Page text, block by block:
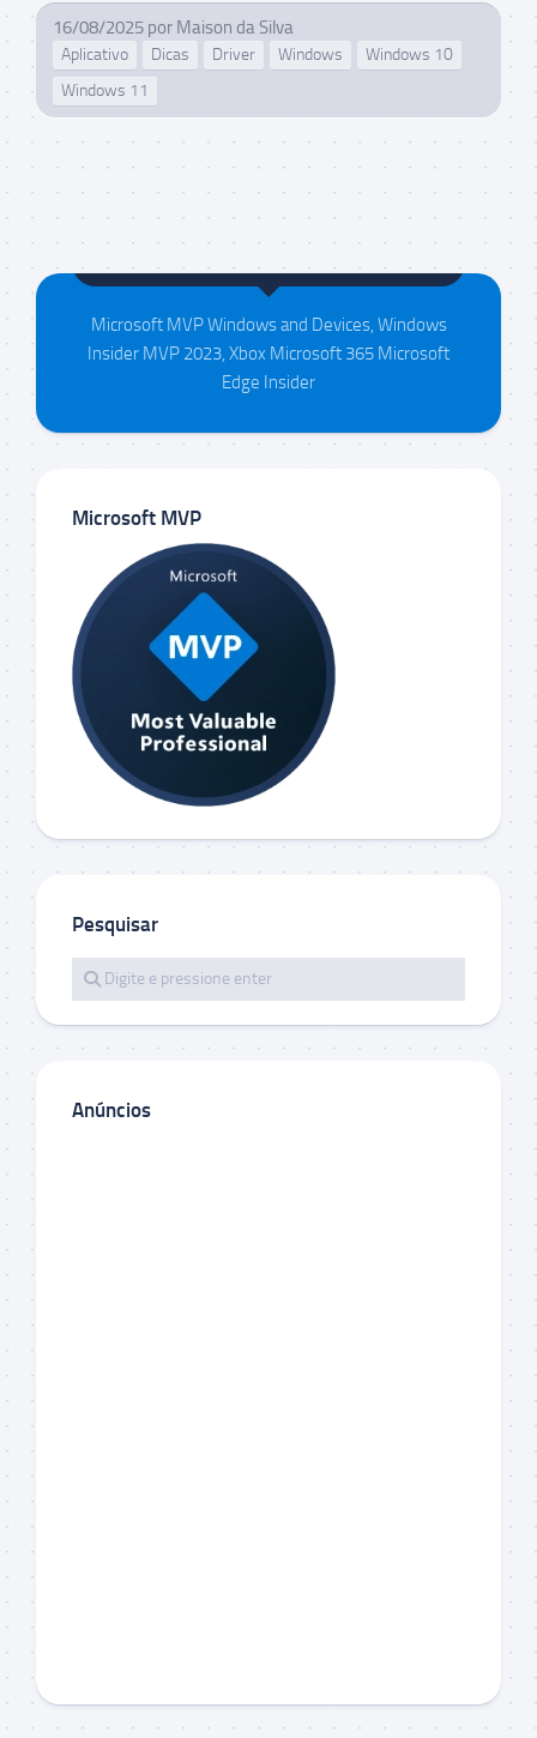
16/08/2025 por Maison da Silva
Aplicativo Dicas Driver Windows
Windows 10
Windows 11
Maison da Silva
Microsoft MVP Windows and Devices, Windows
Insider MVP 2023, Xbox Microsoft 365 Microsoft
Edge Insider
Microsoft MVP
Pesquisar
Anúncios